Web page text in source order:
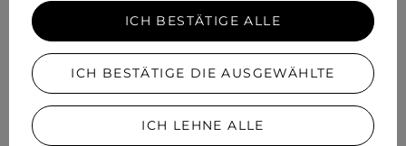
ICH BESTÄTIGE DIE AUSGEWÄHLTE
ICH LEHNE ALLE
ICH BESTÄTIGE ALLE